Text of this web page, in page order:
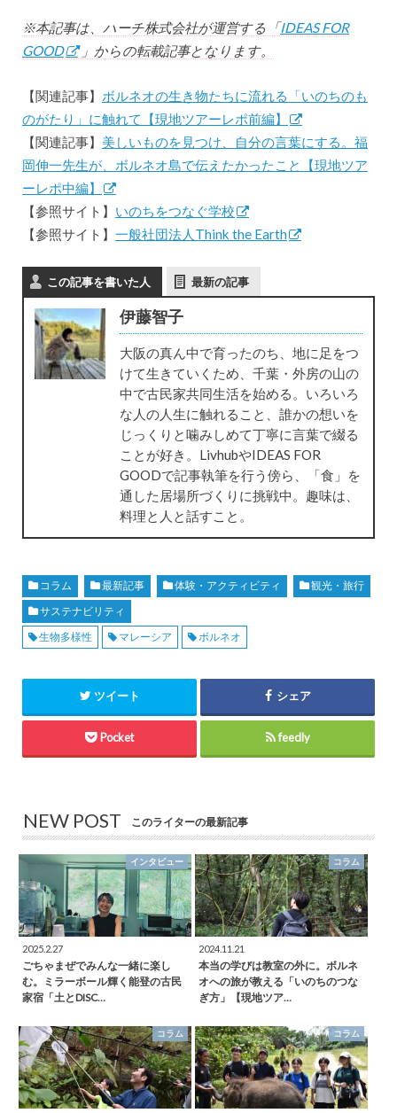
※本記事は、ハーチ株式会社が運営する「IDEAS FOR
GOOD
」からの転載記事となります。
【関連記事】 ボルネオの生き物たちに流れる「いのちのも
のがたり」に触れて【現地ツアーレポ前編】
【関連記事】 美しいものを見つけ、自分の言葉にする。福
岡伸一先生が、ボルネオ島で伝えたかったこと【現地ツア
ーレポ中編】
【参照サイト】 いのちをつなぐ学校
【参照サイト】 一般社団法人Think the Earth
この記事を書いた人 最新の記事
伊藤智子
大阪の真ん中で育ったのち、地に足をつ
けて生きていくため、千葉・外房の山の
中で古民家共同生活を始める。いろいろ
な人の人生に触れること、誰かの想いを
じっくりと噛みしめて丁寧に言葉で綴る
ことが好き。LivhubやIDEAS FOR
GOODで記事執筆を行う傍ら、「食」を
通した居場所づくりに挑戦中。趣味は、
料理と人と話すこと。
コラム 最新記事 体験・アクティビティ
観光・旅行
サステナビリティ
生物多様性
マレーシア ボルネオ
ツイート シェア
Pocket feedly
NEW POST このライターの最新記事
インタビュー
2025.2.27
ごちゃまぜでみんな一緒に楽し
む。ミラーボール輝く能登の古民
家宿「土とDISC…
コラム
2024.11.21
本当の学びは教室の外に。ボルネ
オへの旅が教える「いのちのつな
ぎ方」【現地ツア…
コラム コラム